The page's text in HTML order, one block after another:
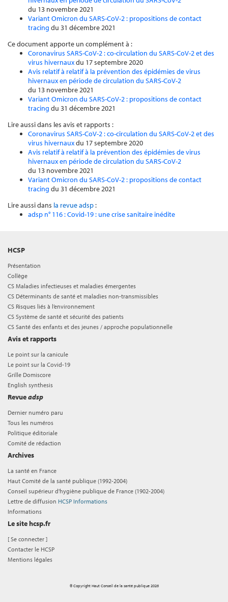
du 13 novembre 2021
Variant Omicron du SARS-CoV-2 : propositions de contact
tracing du 31 décembre 2021
Ce document apporte un complément à :
Coronavirus SARS-CoV-2 : co-circulation du SARS-CoV-2 et des
virus hivernauxdu 17 septembre 2020
Avis relatif à relatif à la prévention des épidémies de virus
hivernaux en période de circulation du SARS-CoV-2
du 13 novembre 2021
Variant Omicron du SARS-CoV-2 : propositions de contact
tracing du 31 décembre 2021
Lire aussi dans les avis et rapports :
Coronavirus SARS-CoV-2 : co-circulation du SARS-CoV-2 et des
virus hivernauxdu 17 septembre 2020
Avis relatif à relatif à la prévention des épidémies de virus
hivernaux en période de circulation du SARS-CoV-2
du 13 novembre 2021
Variant Omicron du SARS-CoV-2 : propositions de contact
tracing du 31 décembre 2021
Lire aussi dans la revue adsp:
adsp n° 116 : Covid-19 : une crise sanitaire inédite
HCSP
Présentation
Collège
CS Maladies infectieuses et maladies émergentes
CS Déterminants de santé et maladies non-transmissibles
CS Risques liés à l’environnement
CS Système de santé et sécurité des patients
CS Santé des enfants et des jeunes / approche populationnelle
Avis et rapports
Le point sur la canicule
Le point sur la Covid-19
Grille Domiscore
English synthesis
Revueadsp
Dernier numéro paru
Tous les numéros
Politique éditoriale
Comité de rédaction
Archives
La santé en France
Haut Comité de la santé publique (1992-2004)
Conseil supérieur d'hygiène publique de France (1902-2004)
Lettre de diffusion HCSP Informations
Informations
Le site hcsp.fr
[Se connecter ]
Contacter le HCSP
Mentions légales
© Copyright Haut Conseil de la santé publique 2026